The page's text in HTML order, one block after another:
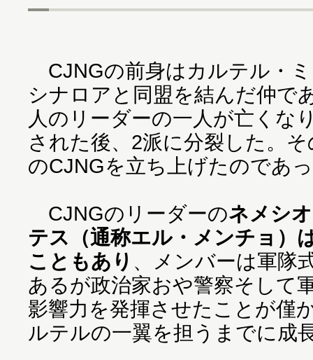
CJNGの前身はカルテル・
シナロアと同盟を結んだ仲で
人のリーダーの一人が亡くな
された後、2派に分裂した。
のCJNGを立ち上げたのであ
CJNGのリーダーのネメシ
テス（通称エル・メンチョ）
こともあり 、メンバーは軍隊
あるが政治家おや警察そして
影響力を発揮させたことが僅
ルテルの一翼を担うまでに成